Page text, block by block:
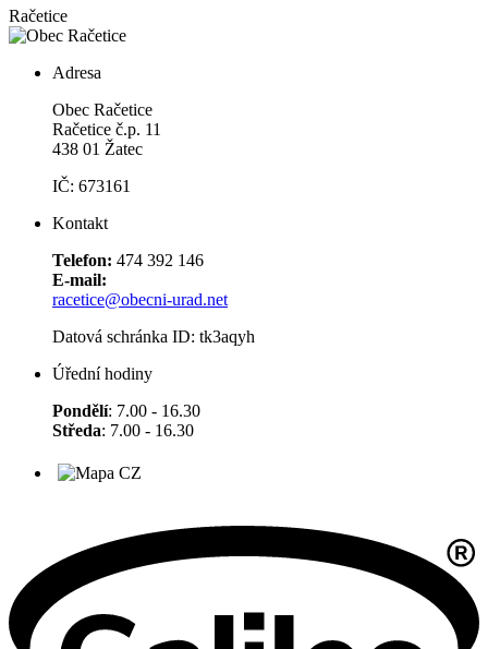
Račetice
Adresa
Obec Račetice
Račetice č.p. 11
438 01 Žatec
IČ: 673161
Kontakt
Telefon: 474 392 146
E-mail:
racetice@obecni-urad.net
Datová schránka ID: tk3aqyh
Úřední hodiny
Pondělí: 7.00 - 16.30
Středa: 7.00 - 16.30